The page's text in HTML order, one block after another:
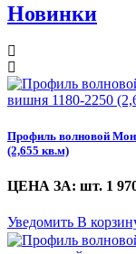
Новинки
Профиль волновой
(2,655 кв.м)
ЦЕНА ЗА: шт. 1
Уведомить В